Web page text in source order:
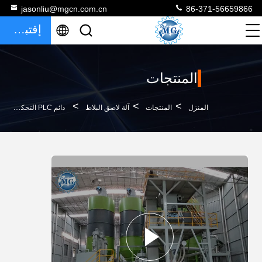
jasonliu@mgcn.com.cn 86-371-56659866
إقتباس
المنتجات
المنزل > المنتجات > آلة لاصق البلاط > دائم PLC التحكم الجاف هاون الجدار المعجون الجص خلاط آلة لاصق البلاط